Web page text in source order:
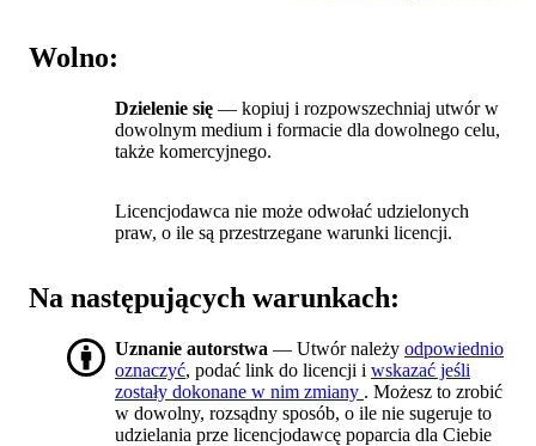
Wolno:
Dzielenie się — kopiuj i rozpowszechniaj utwór w
dowolnym medium i formacie dla dowolnego celu,
także komercyjnego.
Licencjodawca nie może odwołać udzielonych
praw, o ile są przestrzegane warunki licencji.
Na następujących warunkach:
Uznanie autorstwa — Utwór należy odpowiednio
oznaczyć, podać link do licencji i wskazać jeśli
zostały dokonane w nim zmiany . Możesz to zrobić
w dowolny, rozsądny sposób, o ile nie sugeruje to
udzielania prze licencjodawcę poparcia dla Ciebie